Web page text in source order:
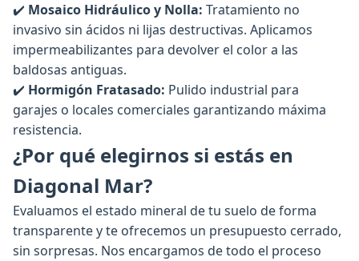
✔️ Mosaico Hidráulico y Nolla: Tratamiento no
invasivo sin ácidos ni lijas destructivas. Aplicamos
impermeabilizantes para devolver el color a las
baldosas antiguas.
✔️ Hormigón Fratasado: Pulido industrial para
garajes o locales comerciales garantizando máxima
resistencia.
¿Por qué elegirnos si estás en
Diagonal Mar?
Evaluamos el estado mineral de tu suelo de forma
transparente y te ofrecemos un presupuesto cerrado,
sin sorpresas. Nos encargamos de todo el proceso